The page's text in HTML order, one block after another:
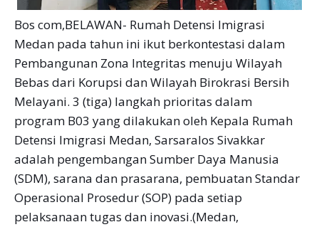
Bos com,BELAWAN- Rumah Detensi Imigrasi
Medan pada tahun ini ikut berkontestasi dalam
Pembangunan Zona Integritas menuju Wilayah
Bebas dari Korupsi dan Wilayah Birokrasi Bersih
Melayani. 3 (tiga) langkah prioritas dalam
program B03 yang dilakukan oleh Kepala Rumah
Detensi Imigrasi Medan, Sarsaralos Sivakkar
adalah pengembangan Sumber Daya Manusia
(SDM), sarana dan prasarana, pembuatan Standar
Operasional Prosedur (SOP) pada setiap
pelaksanaan tugas dan inovasi.(Medan,